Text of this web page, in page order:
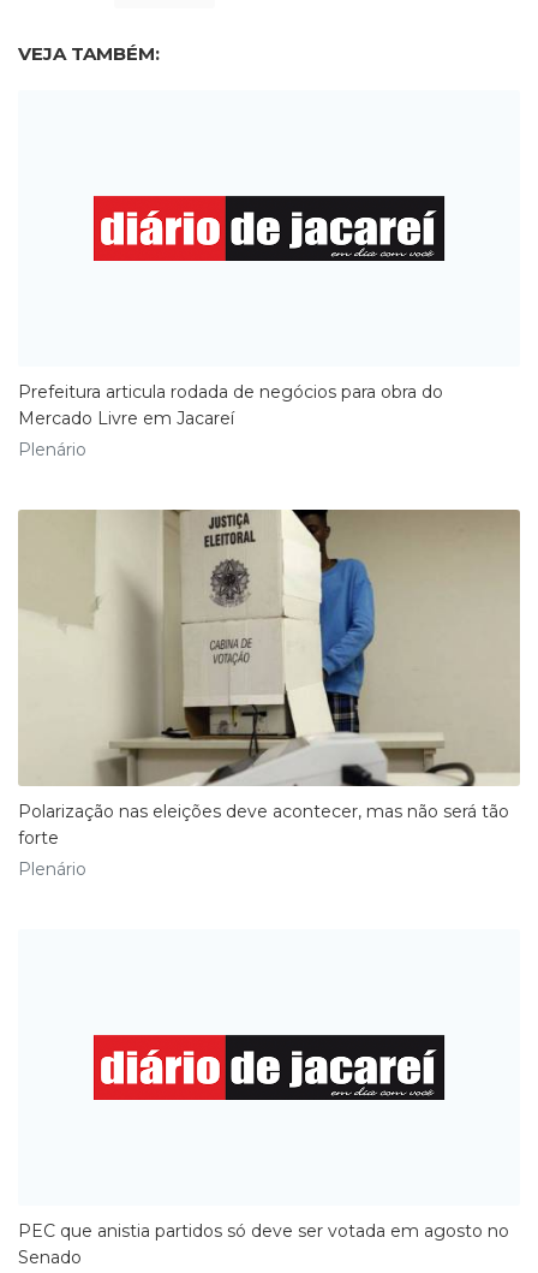
VEJA TAMBÉM:
​Prefeitura articula rodada de negócios para obra do
Mercado Livre em Jacareí
Plenário
​Polarização nas eleições deve acontecer, mas não será tão
forte
Plenário
​PEC que anistia partidos só deve ser votada em agosto no
Senado